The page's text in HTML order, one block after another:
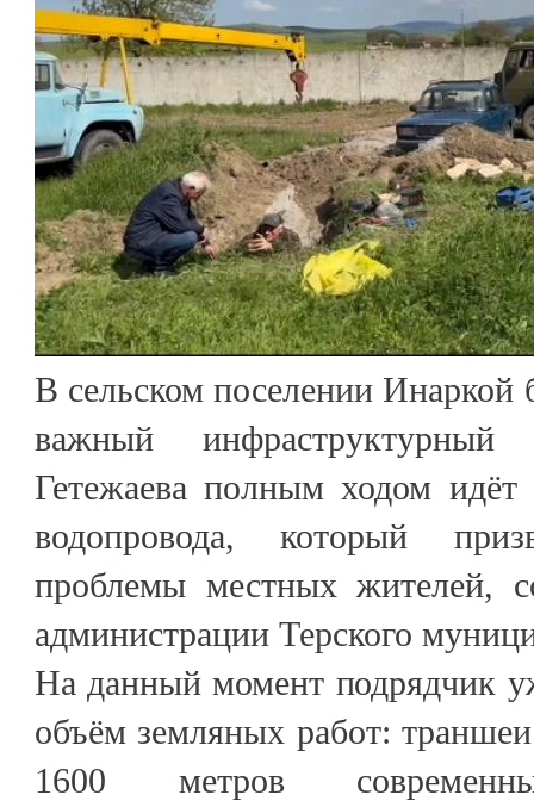
В сельском поселении Инаркой
важный
Гетежаева полным ходом идёт
водопровода, который
проблемы местных жителей,
администрации Терского
На данный момент подрядчик
объём земляных работ:
1600 метров